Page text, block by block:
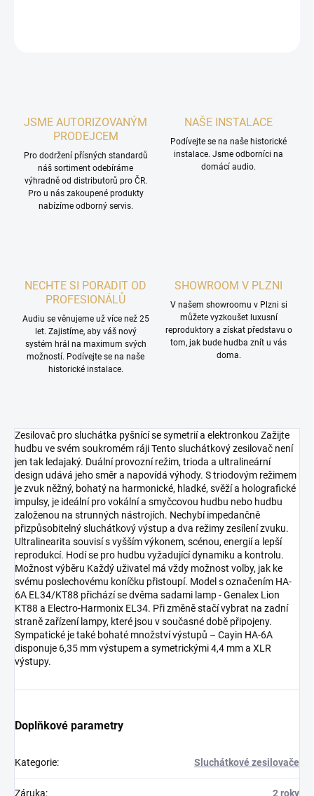
JSME AUTORIZOVANÝM
PRODEJCEM
Pro dodržení přísných standardů
náš sortiment odebíráme
výhradně od distributorů pro ČR.
Pro u nás zakoupené produkty
nabízíme odborný servis.
NAŠE INSTALACE
Podívejte se na naše historické
instalace. Jsme odborníci na
domácí audio.
NECHTE SI PORADIT OD
PROFESIONÁLŮ
Audiu se věnujeme už více než 25
let. Zajistíme, aby váš nový
systém hrál na maximum svých
možností. Podívejte se na naše
historické instalace.
SHOWROOM V PLZNI
V našem showroomu v Plzni si
můžete vyzkoušet luxusní
reproduktory a získat představu o
tom, jak bude hudba znít u vás
doma.
Zesilovač pro sluchátka pyšnící se symetrií a elektronkou Zažijte
hudbu ve svém soukromém ráji Tento sluchátkový zesilovač není
jen tak ledajaký. Duální provozní režim, trioda a ultralineární
design udává jeho směr a napovídá výhody. S triodovým režimem
je zvuk něžný, bohatý na harmonické, hladké, svěží a holografické
impulsy, je ideální pro vokální a smyčcovou hudbu nebo hudbu
založenou na strunných nástrojích. Nechybí impedančně
přizpůsobitelný sluchátkový výstup a dva režimy zesílení zvuku.
Ultralinearita souvisí s vyšším výkonem, scénou, energií a lepší
reprodukcí. Hodí se pro hudbu vyžadující dynamiku a kontrolu.
Možnost výběru Každý uživatel má vždy možnost volby, jak ke
svému poslechovému koníčku přistoupí. Model s označením HA-
6A EL34/KT88 přichází se dvěma sadami lamp - Genalex Lion
KT88 a Electro-Harmonix EL34. Při změně stačí vybrat na zadní
straně zařízení lampy, které jsou v současné době připojeny.
Sympatické je také bohaté množství výstupů – Cayin HA-6A
disponuje 6,35 mm výstupem a symetrickými 4,4 mm a XLR
výstupy.
Doplňkové parametry
Kategorie: Sluchátkové zesilovače
Záruka: 2 roky